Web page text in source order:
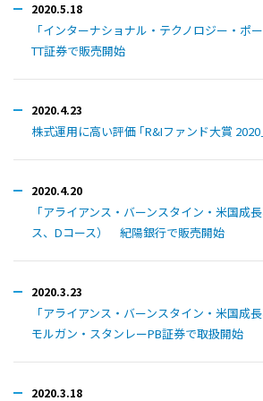
2020.5.18
「インターナショナル・テクノロジー・
TT証券で販売開始
2020.4.23
株式運用に高い評価 ｢R&Iファンド大賞
2020.4.20
「アライアンス・バーンスタイン・米国成
ス、Dコース） 紀陽銀行で販売開始
2020.3.23
「アライアンス・バーンスタイン・米国成
モルガン・スタンレーPB証券で取扱開始
2020.3.18